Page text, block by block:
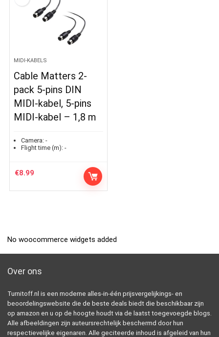
MIDI-KABELS
Cable Matters 2-
pack 5-pins DIN
MIDI-kabel, 5-pins
MIDI-kabel – 1,8 m
Camera: -
Flight time (m): -
€8.99
No woocommerce widgets added
Over ons
Turnitoff.nl is een moderne alles-in-één prijsvergelijkings- en
beoordelingswebsite die de beste deals biedt die beschikbaar zijn
op amazon en u op de hoogte houdt via de laatst toegevoegde blogs.
Alle afbeeldingen zijn auteursrechtelijk beschermd door hun
respectievelijke eigenaren. Alle geciteerde inhoud is afgeleid van hun